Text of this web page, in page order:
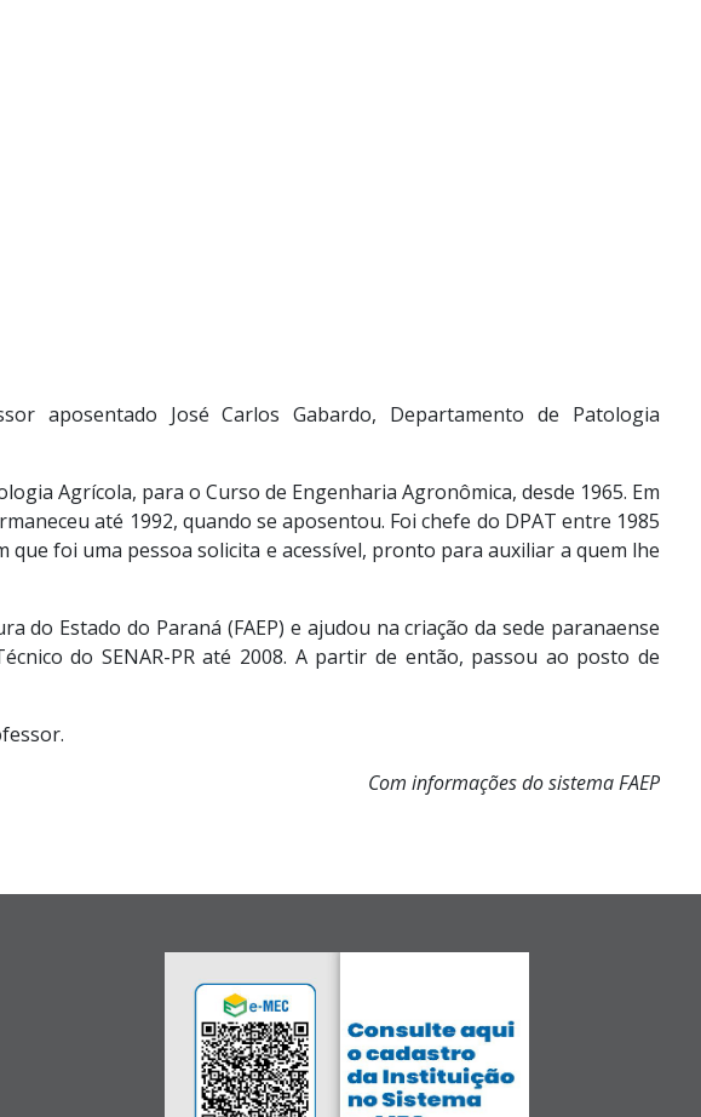
aposentado José Carlos Gabardo, Departamento de Patologia
Agrícola, para o Curso de Engenharia Agronômica, desde 1965. Em
até 1992, quando se aposentou. Foi chefe do DPAT entre 1985
foi uma pessoa solicita e acessível, pronto para auxiliar a quem lhe
Estado do Paraná (FAEP) e ajudou na criação da sede paranaense
do SENAR-PR até 2008. A partir de então, passou ao posto de
Com informações do sistema FAEP